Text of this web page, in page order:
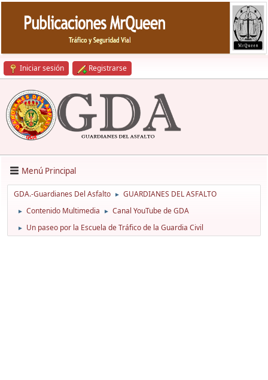
Iniciar sesión Registrarse
Menú Principal
GDA.-Guardianes Del Asfalto ► GUARDIANES DEL ASFALTO
► Contenido Multimedia ► Canal YouTube de GDA
► Un paseo por la Escuela de Tráfico de la Guardia Civil